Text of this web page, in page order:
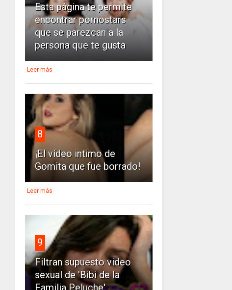
Esta página te permite
encontrar pornostars
que se parezcan a la
persona que te gusta
Leer más
8
¡El vídeo intimo de
Gomita que fue borrado!
Leer más
9
Filtran supuesto video
sexual de 'Bibi de la
Familia Peluche'